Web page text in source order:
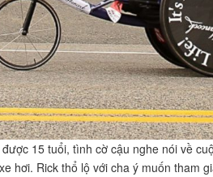
15 tuổi, tình cờ cậu nghe nói về
hơi. Rick thổ lộ với cha ý muốn tham